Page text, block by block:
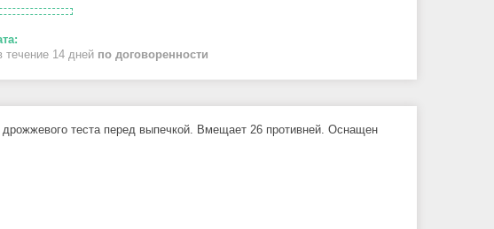
течение 14 дней по договоренности
дрожжевого теста перед выпечкой. Вмещает 26 противней. Оснащен